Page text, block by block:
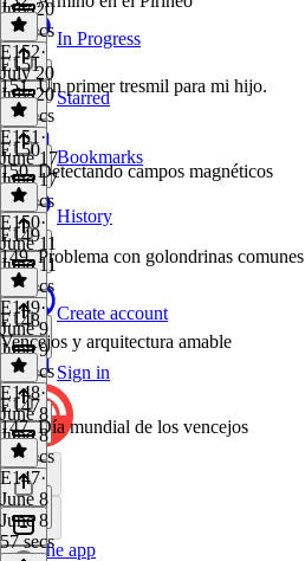
In Progress
Starred
Bookmarks
History
Create account
Sign in
Get the app
July 20
58 secs
E152·
July 20
July 20
59 secs
E151
151. Un primer tresmil para mi hijo.
E151 ·
June 17
June 17
59 secs
E150
150. Detectando campos magnéticos
E150·
June 11
June 11
55 secs
E149
149. Problema con golondrinas comunes
E149·
June 9
June 9
58 secs
E148
Vencejos y arquitectura amable
E148·
June 8
June 8
57 secs
E147
147. Día mundial de los vencejos
E147·
June 8
June 8
57 secs